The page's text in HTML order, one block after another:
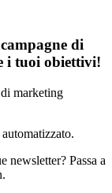
di
i tuoi obiettivi!
marketing
newsletter? Passa a